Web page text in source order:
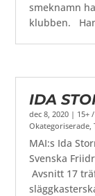
smeknamn
klubben.
IDA
dec 8, 2020 | 15+
Okategoriserade ,
MAI:s Ida
Svenska
Avsnitt 17